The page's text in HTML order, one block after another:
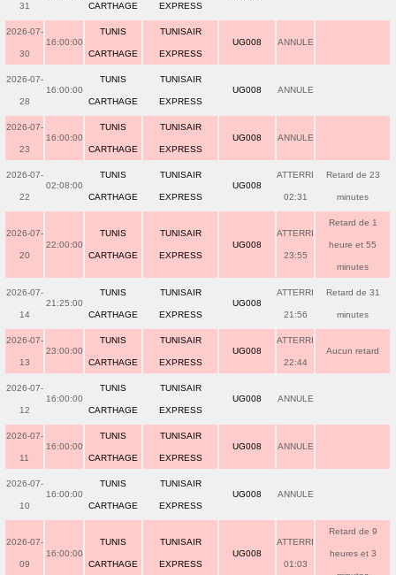
31 CARTHAGE EXPRESS
2026-07-
30
16:00:00
TUNIS
CARTHAGE
TUNISAIR
EXPRESS
UG008 ANNULE
2026-07-
28
16:00:00
TUNIS
CARTHAGE
TUNISAIR
EXPRESS
UG008 ANNULE
2026-07-
23
16:00:00
TUNIS
CARTHAGE
TUNISAIR
EXPRESS
UG008 ANNULE
2026-07-
22
02:08:00
TUNIS
CARTHAGE
TUNISAIR
EXPRESS
UG008
ATTERRI
02:31
Retard de 23
minutes
2026-07-
20
22:00:00
TUNIS
CARTHAGE
TUNISAIR
EXPRESS
UG008
ATTERRI
23:55
Retard de 1
heure et 55
minutes
2026-07-
14
21:25:00
TUNIS
CARTHAGE
TUNISAIR
EXPRESS
UG008
ATTERRI
21:56
Retard de 31
minutes
2026-07-
13
23:00:00
TUNIS
CARTHAGE
TUNISAIR
EXPRESS
UG008
ATTERRI
22:44
Aucun retard
2026-07-
12
16:00:00
TUNIS
CARTHAGE
TUNISAIR
EXPRESS
UG008 ANNULE
2026-07-
11
16:00:00
TUNIS
CARTHAGE
TUNISAIR
EXPRESS
UG008 ANNULE
2026-07-
10
16:00:00
TUNIS
CARTHAGE
TUNISAIR
EXPRESS
UG008 ANNULE
2026-07-
09
16:00:00
TUNIS
CARTHAGE
TUNISAIR
EXPRESS
UG008
ATTERRI
01:03
Retard de 9
heures et 3